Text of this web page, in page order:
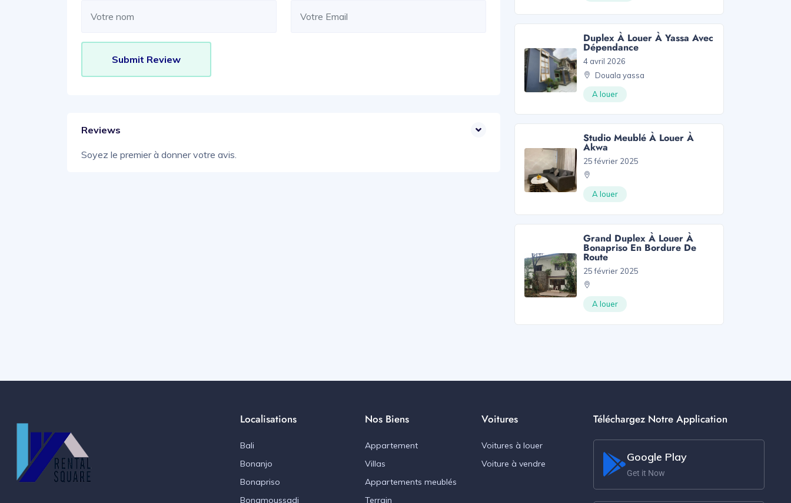
Reviews
Soyez le premier à donner votre avis.
Duplex À Louer À Yassa Avec
Dépendance
4 avril 2026
Douala yassa
A louer
Studio Meublé À Louer À
Akwa
25 février 2025
A louer
Grand Duplex À Louer À
Bonapriso En Bordure De
Route
25 février 2025
A louer
Localisations
Bali
Bonanjo
Bonapriso
Bonamoussadi
Nos Biens
Appartement
Villas
Appartements meublés
Terrain
Voitures
Voitures à louer
Voiture à vendre
Téléchargez Notre Application
Google Play
Get it Now